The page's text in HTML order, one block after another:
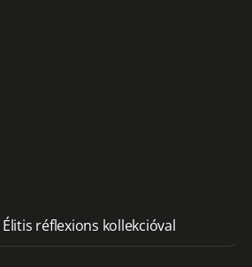
réflexions kollekcióval